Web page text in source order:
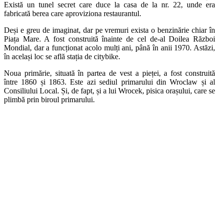
Există un tunel secret care duce la casa de la nr. 22, unde era
fabricată berea care aproviziona restaurantul.
Deși e greu de imaginat, dar pe vremuri exista o benzinărie chiar în
Piața Mare. A fost construită înainte de cel de-al Doilea Război
Mondial, dar a funcționat acolo mulți ani, până în anii 1970. Astăzi,
în același loc se află stația de citybike.
Noua primărie, situată în partea de vest a pieței, a fost construită
între 1860 și 1863. Este azi sediul primarului din Wroclaw și al
Consiliului Local. Și, de fapt, și a lui Wrocek, pisica orașului, care se
plimbă prin biroul primarului.